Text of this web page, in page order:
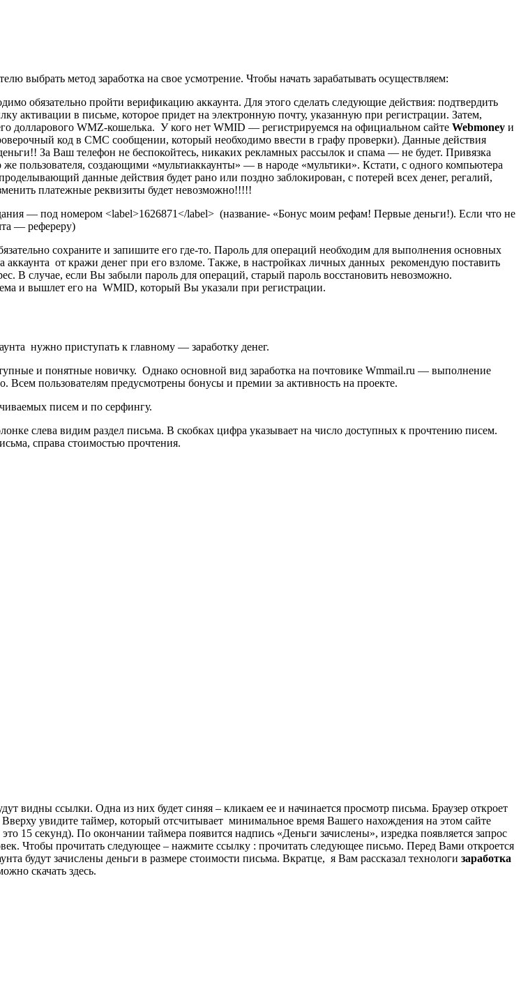
выбрать метод заработка на свое усмотрение. Чтобы начать зарабатывать осуществляем:
обязательно пройти верификацию аккаунта. Для этого сделать следующие действия: подтвердить
активации в письме, которое придет на электронную почту, указанную при регистрации. Затем,
долларового WMZ-кошелька. У кого нет WMID — регистрируемся на официальном сайте Webmoney и
код в СМС сообщении, который необходимо ввести в графу проверки). Данные действия
За Ваш телефон не беспокойтесь, никаких рекламных рассылок и спама — не будет. Привязка
пользователя, создающими «мультиаккаунты» — в народе «мультики». Кстати, с одного компьютера
данные действия будет рано или поздно заблокирован, с потерей всех денег, регалий,
платежные реквизиты будет невозможно!!!!!
— под номером <label>1626871</label> (название- «Бонус моим рефам! Первые деньги!). Если что не
— рефереру)
сохраните и запишите его где-то. Пароль для операций необходим для выполнения основных
от кражи денег при его взломе. Также, в настройках личных данных рекомендую поставить
В случае, если Вы забыли пароль для операций, старый пароль восстановить невозможно.
и вышлет его на WMID, который Вы указали при регистрации.
нужно приступать к главному — заработку денег.
и понятные новичку. Однако основной вид заработка на почтовике Wmmail.ru — выполнение
пользователям предусмотрены бонусы и премии за активность на проекте.
писем и по серфингу.
слева видим раздел письма. В скобках цифра указывает на число доступных к прочтению писем.
справа стоимостью прочтения.
видны ссылки. Одна из них будет синяя – кликаем ее и начинается просмотр письма. Браузер откроет
увидите таймер, который отсчитывает минимальное время Вашего нахождения на этом сайте
15 секунд). По окончании таймера появится надпись «Деньги зачислены», изредка появляется запрос
Чтобы прочитать следующее – нажмите ссылку : прочитать следующее письмо. Перед Вами откроется
будут зачислены деньги в размере стоимости письма. Вкратце, я Вам рассказал технологи заработка
скачать здесь.